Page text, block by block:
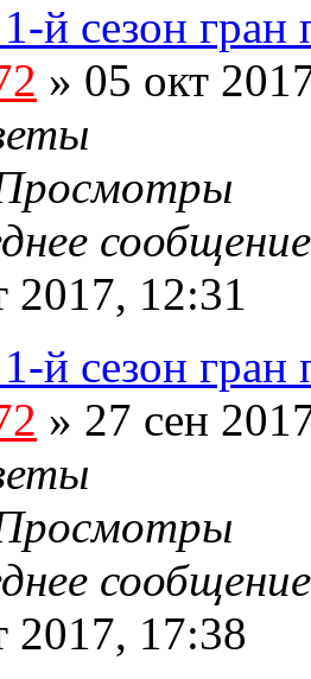
й сезон гран
» 05 окт
2017, 12:31
й сезон гран
» 27 сен
2017, 17:38